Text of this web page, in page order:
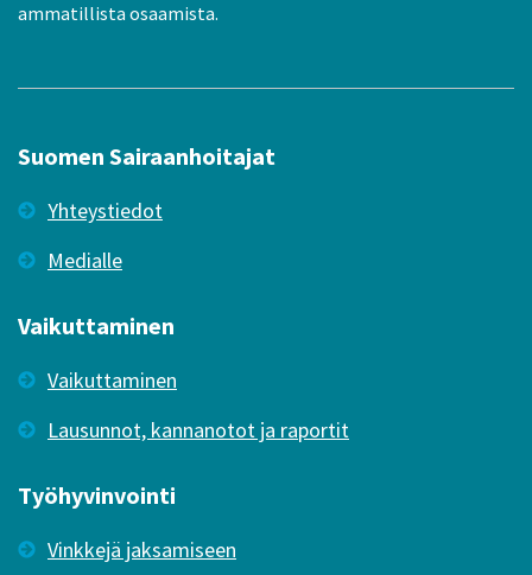
ammatillista osaamista.
Suomen Sairaanhoitajat
Yhteystiedot
Medialle
Vaikuttaminen
Vaikuttaminen
Lausunnot, kannanotot ja raportit
Työhyvinvointi
Vinkkejä jaksamiseen